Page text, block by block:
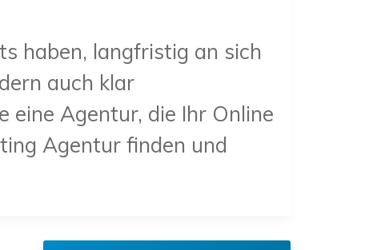
haben, langfristig an sich
auch klar
eine Agentur, die Ihr Online
Agentur finden und